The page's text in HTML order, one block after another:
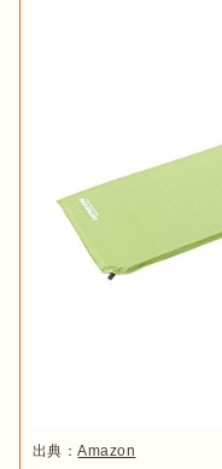
出典：Amazon